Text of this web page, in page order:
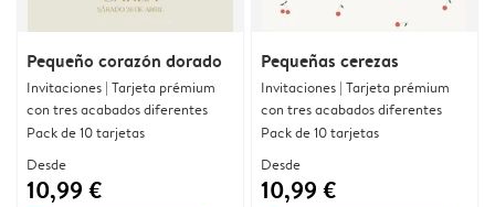
Pequeño corazón dorado
Invitaciones | Tarjeta prémium
con tres acabados diferentes
Pack de 10 tarjetas
Desde
10,99 €
Pequeñas cerezas
Invitaciones | Tarjeta prémium
con tres acabados diferentes
Pack de 10 tarjetas
Desde
10,99 €